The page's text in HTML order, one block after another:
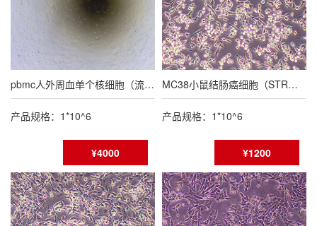
pbmc人外周血单个核细胞（流式鉴定报告）
产品规格：1*10^6
¥4000
MC38小鼠结肠癌细胞（STR鉴定报告/种属鉴定报告）
产品规格：1*10^6
¥1200